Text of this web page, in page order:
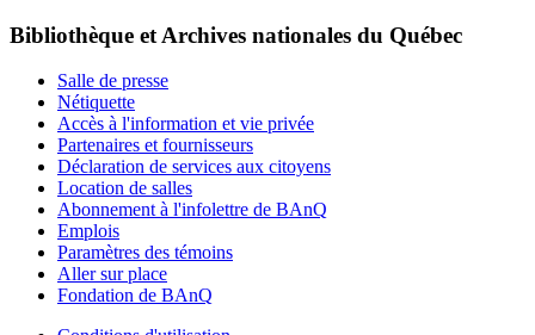
Bibliothèque et Archives nationales du Québec
Salle de presse
Nétiquette
Accès à l'information et vie privée
Partenaires et fournisseurs
Déclaration de services aux citoyens
Location de salles
Abonnement à l'infolettre de BAnQ
Emplois
Paramètres des témoins
Aller sur place
Fondation de BAnQ